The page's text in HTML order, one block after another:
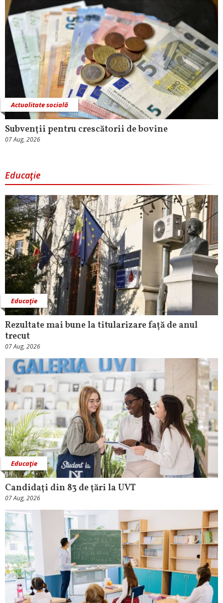
Actualitate socială
Subvenţii pentru crescătorii de bovine
07 Aug, 2026
Educaţie
Educaţie
Rezultate mai bune la titularizare față de anul
trecut
07 Aug, 2026
Educaţie
Candidaţi din 83 de ţări la UVT
07 Aug, 2026